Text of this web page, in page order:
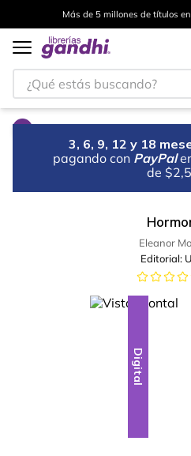
Más de 5 millones de títulos
¿Qué estás buscando?
3, 6, 9, 12 y 18
pagando con PayPal
de
Eleanor
Editorial:
Digital